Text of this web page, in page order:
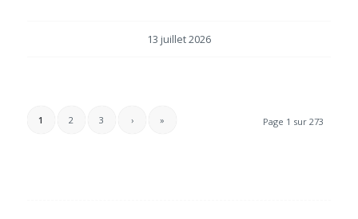
13 juillet 2026
Page 1 sur 273
1 2 3 › »